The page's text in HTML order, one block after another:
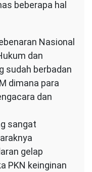
beberapa hal
Nasional
dan
sudah berbadan
dimana para
dan
sangat
gelap
PKN keinginan